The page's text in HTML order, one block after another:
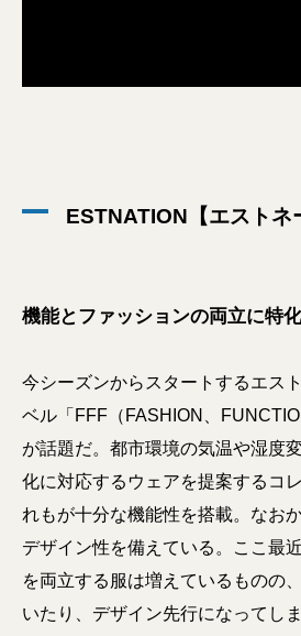
ESTNATION【エストネ
機能とファッションの両立に特
今シーズンからスタートするエス
ベル「FFF（FASHION、
が話題だ。都市環境の気温や湿度
化に対応するウェアを提案するコ
れもが十分な機能性を搭載。なお
デザイン性を備えている。ここ最
を両立する服は増えているものの
いたり、デザイン先行になってし